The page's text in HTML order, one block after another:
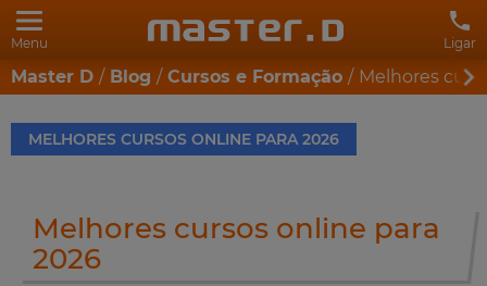
Menu Ligar
Master D Blog Cursos e Formação Melhores
MELHORES CURSOS ONLINE PARA 2026
Melhores cursos online para
2026